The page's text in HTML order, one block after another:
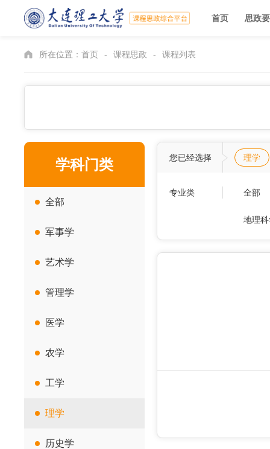
首页 思政
所在位置： 首页 - 课程思政 - 课程列表
学科门类
全部
军事学
艺术学
管理学
医学
农学
工学
理学
历史学
您已经选择 理学
专业类 全部
地理